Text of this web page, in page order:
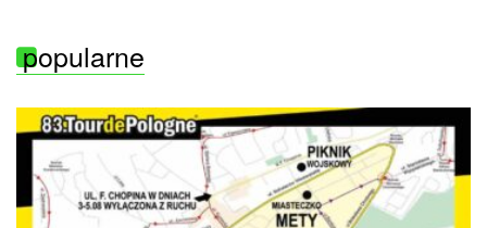
popularne